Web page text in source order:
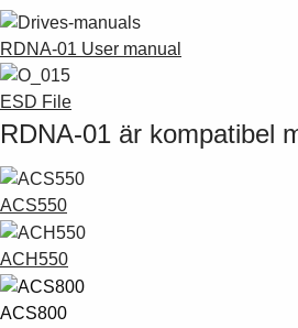
RDNA-01 User manual
ESD File
RDNA-01 är kompatibel
ACS550
ACH550
ACS800